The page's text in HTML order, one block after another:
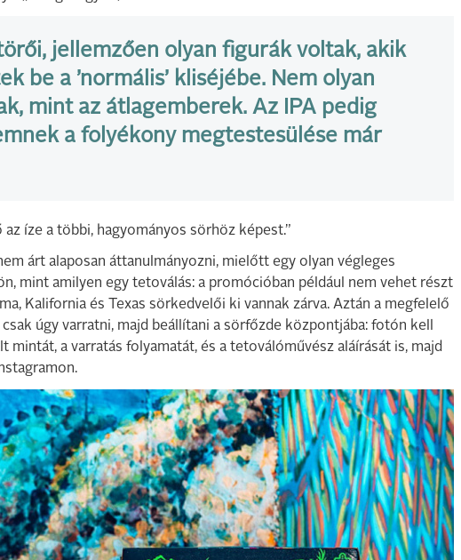
jellemzően olyan figurák voltak, akik
be a ’normális’ kliséjébe. Nem olyan
mint az átlagemberek. Az IPA pedig
a folyékony megtestesülése már
íze a többi, hagyományos sörhöz képest.”
árt alaposan áttanulmányozni, mielőtt egy olyan végleges
mint amilyen egy tetoválás: a promócióban például nem vehet részt
Kalifornia és Texas sörkedvelői ki vannak zárva. Aztán a megfelelő
úgy varratni, majd beállítani a sörfőzde központjába: fotón kell
a varratás folyamatát, és a tetoválóművész aláírását is, majd